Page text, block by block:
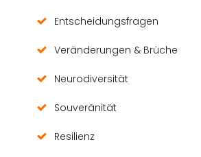
Entscheidungsfragen
Veränderungen & Brüche
Neurodiversität
Souveränität
Resilienz